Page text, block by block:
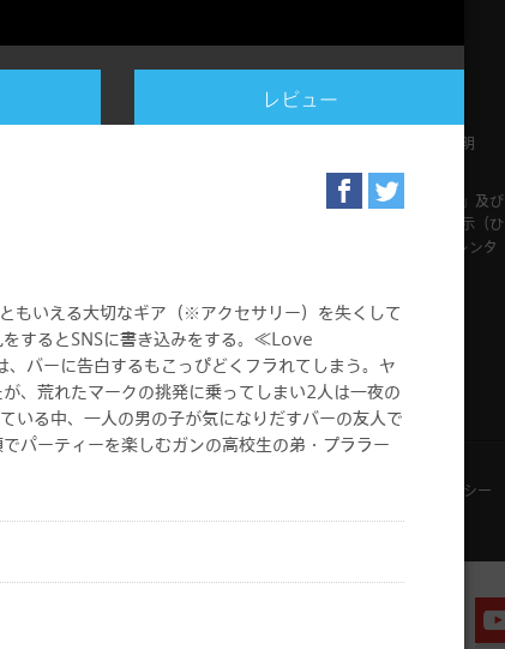
レビュー
いえる大切なギア（※アクセサリー）を失くして
をするとSNSに書き込みをする。≪Love
バーに告白するもこっぴどくフラれてしまう。ヤ
、荒れたマークの挑発に乗ってしまい2人は一夜の
る中、一人の男の子が気になりだすバーの友人で
パーティーを楽しむガンの高校生の弟・プララー
マイページ
サポート
サポートトップ
メンテナンス・故障情報
「ひかりＴＶ」重要事項説明
提供事業者等に関する表示
「特定商取引に関する法律」及び
「古物営業法」に基づく表示（ひ
かりＴＶ対応録画用HDD レンタ
スト』が提供するサービスです。
アプリケーション・プライバシーポリシー